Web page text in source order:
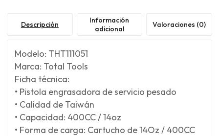
Descripción
Información
adicional
Valoraciones (0)
Modelo: THT111051
Marca: Total Tools
Ficha técnica:
• Pistola engrasadora de servicio pesado
• Calidad de Taiwán
• Capacidad: 400CC / 14oz
• Forma de carga: Cartucho de 14Oz / 400CC